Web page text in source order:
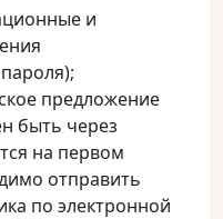
и
предложение
быть через
на первом
отправить
по электронной